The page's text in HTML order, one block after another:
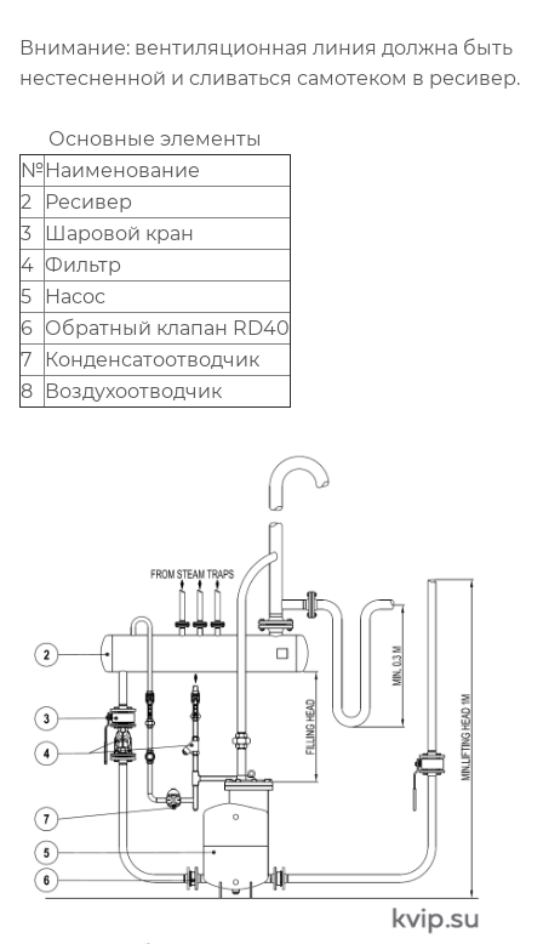
Внимание: вентиляционная линия должна быть
нестесненной и сливаться самотеком в ресивер.
Основные элементы
№Наименование
2
Ресивер
3
Шаровой кран
4 Фильтр
5
Насос
6 Обратный клапан RD40
7
Конденсатоотводчик
8
Воздухоотводчик